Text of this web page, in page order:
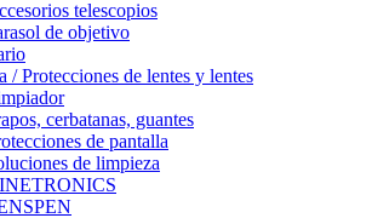
telescopios
de objetivo
/ Protecciones de lentes y lentes
cerbatanas, guantes
de pantalla
de limpieza